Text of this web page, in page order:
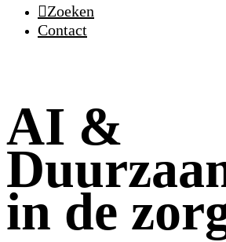
Zoeken
Contact
AI &
in de